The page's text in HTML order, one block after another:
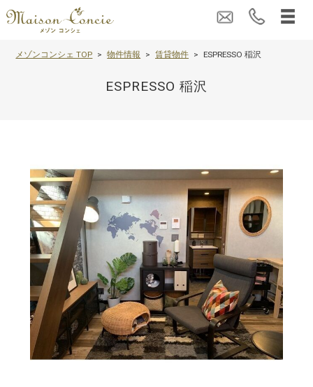
メゾンコンシェ TOP 物件情報 賃貸物件 ESPRESSO 稲沢
ESPRESSO 稲沢